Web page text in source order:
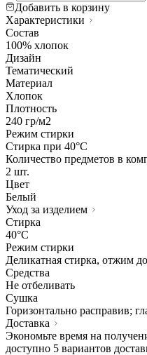
Добавить в корзину
Характеристики
Состав
100% хлопок
Дизайн
Тематический
Материал
Хлопок
Плотность
240 гр/м2
Режим стирки
Стирка при 40°С
Количество предметов в
2 шт.
Цвет
Белый
Уход за изделием
Стирка
40°C
Режим стирки
Деликатная стирка, отжим
Средства
Не отбеливать
Сушка
Горизонтально расправив;
Доставка
Экономьте время на
доступно 5 вариантов